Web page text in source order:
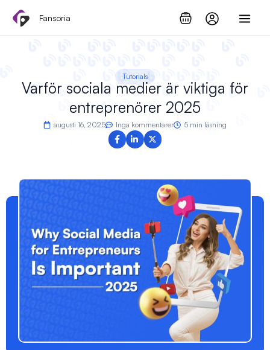
innehåll
Fansoria
Tutorials
Varför sociala medier är viktiga för
entreprenörer 2025
augusti 16, 2025 Inga kommentarer 5 min läsning